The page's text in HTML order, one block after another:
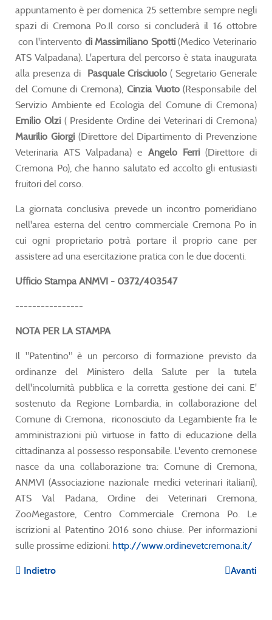
appuntamento è per domenica 25 settembre sempre negli
spazi di Cremona Po.Il corso si concluderà il 16 ottobre
con l'intervento di Massimiliano Spotti(Medico Veterinario
ATS Valpadana). L'apertura del percorso è stata inaugurata
alla presenza di Pasquale Crisciuolo( Segretario Generale
del Comune di Cremona), Cinzia Vuoto(Responsabile del
Servizio Ambiente ed Ecologia del Comune di Cremona)
Emilio Olzi( Presidente Ordine dei Veterinari di Cremona)
Maurilio Giorgi(Direttore del Dipartimento di Prevenzione
Veterinaria ATS Valpadana) e Angelo Ferri(Direttore di
Cremona Po), che hanno salutato ed accolto gli entusiasti
fruitori del corso.
La giornata conclusiva prevede un incontro pomeridiano
nell'area esterna del centro commerciale Cremona Po in
cui ogni proprietario potrà portare il proprio cane per
assistere ad una esercitazione pratica con le due docenti.
Ufficio Stampa ANMVI - 0372/403547
----------------
NOTA PER LA STAMPA
Il "Patentino" è un percorso di formazione previsto da
ordinanze del Ministero della Salute per la tutela
dell'incolumità pubblica e la corretta gestione dei cani. E'
sostenuto da Regione Lombardia, in collaborazione del
Comune di Cremona, riconosciuto da Legambiente fra le
amministrazioni più virtuose in fatto di educazione della
cittadinanza al possesso responsabile. L'evento cremonese
nasce da una collaborazione tra: Comune di Cremona,
ANMVI (Associazione nazionale medici veterinari italiani),
ATS Val Padana, Ordine dei Veterinari Cremona,
ZooMegastore, Centro Commerciale Cremona Po. Le
iscrizioni al Patentino 2016 sono chiuse. Per informazioni
sulle prossime edizioni: http://www.ordinevetcremona.it/
Indietro Avanti